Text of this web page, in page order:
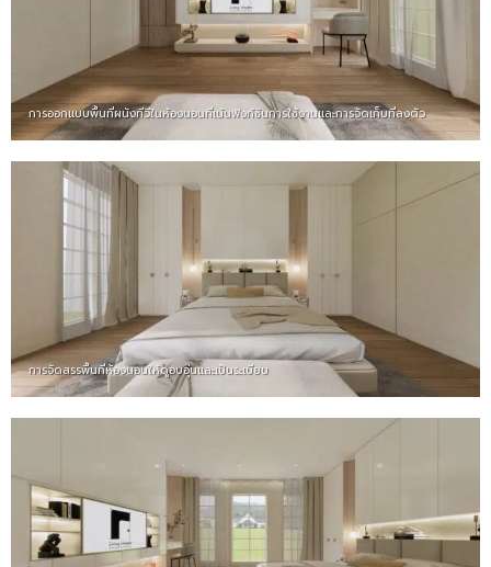
การออกแบบพื้นที่ผนังทีวีในห้องนอนที่เน้นฟังก์ชันการใช้งานและการจัดเก็บที่ลงตัว
การจัดสรรพื้นที่ห้องนอนให้ดูอบอุ่นและเป็นระเบียบ